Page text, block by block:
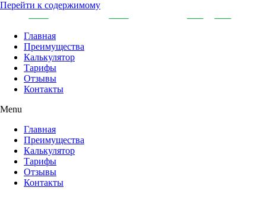
Перейти к содержимому
Главная
Преимущества
Калькулятор
Тарифы
Отзывы
Контакты
Menu
Главная
Преимущества
Калькулятор
Тарифы
Отзывы
Контакты